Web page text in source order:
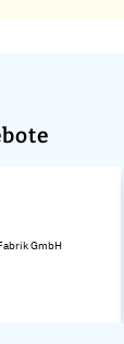
GmbH